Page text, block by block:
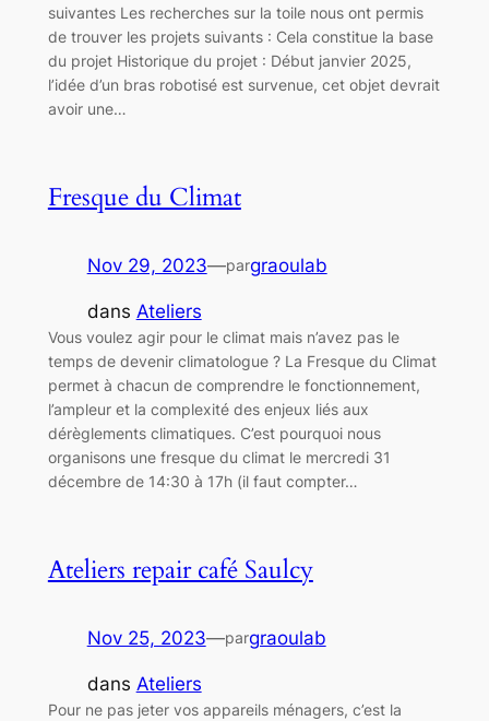
suivantes Les recherches sur la toile nous ont permis
de trouver les projets suivants : Cela constitue la base
du projet Historique du projet : Début janvier 2025,
l’idée d’un bras robotisé est survenue, cet objet devrait
avoir une…
Fresque du Climat
Nov 29, 2023—pargraoulab
dans Ateliers
Vous voulez agir pour le climat mais n’avez pas le
temps de devenir climatologue ? La Fresque du Climat
permet à chacun de comprendre le fonctionnement,
l’ampleur et la complexité des enjeux liés aux
dérèglements climatiques. C’est pourquoi nous
organisons une fresque du climat le mercredi 31
décembre de 14:30 à 17h (il faut compter…
Ateliers repair café Saulcy
Nov 25, 2023—pargraoulab
dans Ateliers
Pour ne pas jeter vos appareils ménagers, c’est la